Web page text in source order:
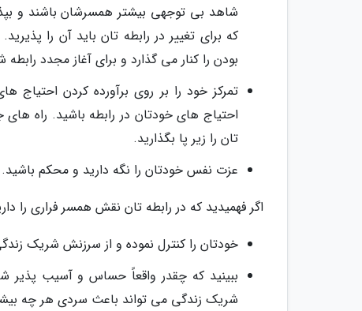
شاهد بی توجهی بیشتر همسرشان باشند و
که برای تغییر در رابطه تان باید آن را
بودن را کنار می گذارد و برای آغاز مجدد
تمرکز خود را بر روی برآورده کردن
احتیاج های خودتان در رابطه باشید. راه
تان را زیر پا بگذارید.
عزت نفس خودتان را نگه دارید و محکم باشید.
اگر فهمیدید که در رابطه تان نقش همسر فراری را
خودتان را کنترل نموده و از سرزنش شریک
ببینید که چقدر واقعاً حساس و آسیب پذیر
شریک زندگی می تواند باعث سردی هر چه